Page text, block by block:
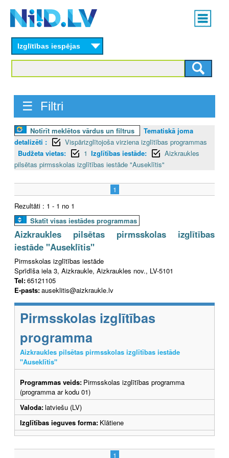
content
Main
menu
Izglītības iespējas
☰ Filtri
Notīrīt meklētos vārdus un filtrus
Tematiskā joma
detalizēti :
Vispārizglītojoša virziena izglītības programmas
Budžeta vietas:
1 Izglītības iestāde:
Aizkraukles
pilsētas pirmsskolas izglītības iestāde "Auseklītis"
1
Rezultāti : 1 - 1 no 1
Skatīt visas iestādes programmas
Aizkraukles pilsētas pirmsskolas izglītības
iestāde "Auseklītis"
Pirmsskolas izglītības iestāde
Sprīdīša iela 3, Aizkraukle, Aizkraukles nov., LV-5101
Tel:65121105
E-pasts:auseklitis@aizkraukle.lv
Pirmsskolas izglītības
programma
Aizkraukles pilsētas pirmsskolas izglītības iestāde
"Auseklītis"
Programmas veids: Pirmsskolas izglītības programma
(programma ar kodu 01)
Valoda:latviešu (LV)
Izglītības ieguves forma: Klātiene
1